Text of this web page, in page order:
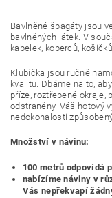
Bavlněné špagáty jsou
bavlněných látek. V
kabelek, koberců,
Klubíčka jsou ručně
kvalitu. Dbáme na to,
příze, roztřepené okraje,
odstraněny. Váš hotový
nedokonalostí
Množství v návinu:
100 metrů odpovídá
nabízíme náviny v
Vás nepřekvapí